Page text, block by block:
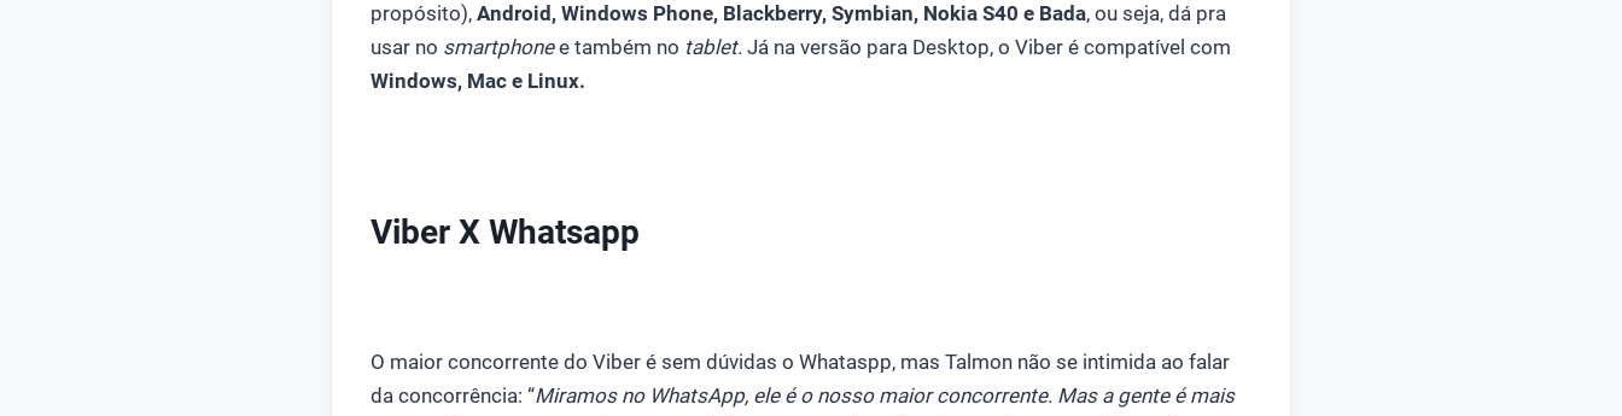
propósito), Android, Windows Phone, Blackberry, Symbian, Nokia S40 e Bada, ou seja, dá pra
usar no smartphonee também no tablet. Já na versão para Desktop, o Viber é compatível com
Windows, Mac e Linux.
Viber X Whatsapp
O maior concorrente do Viber é sem dúvidas o Whataspp, mas Talmon não se intimida ao falar
da concorrência: “Miramos no WhatsApp, ele é o nosso maior concorrente. Mas a gente é mais